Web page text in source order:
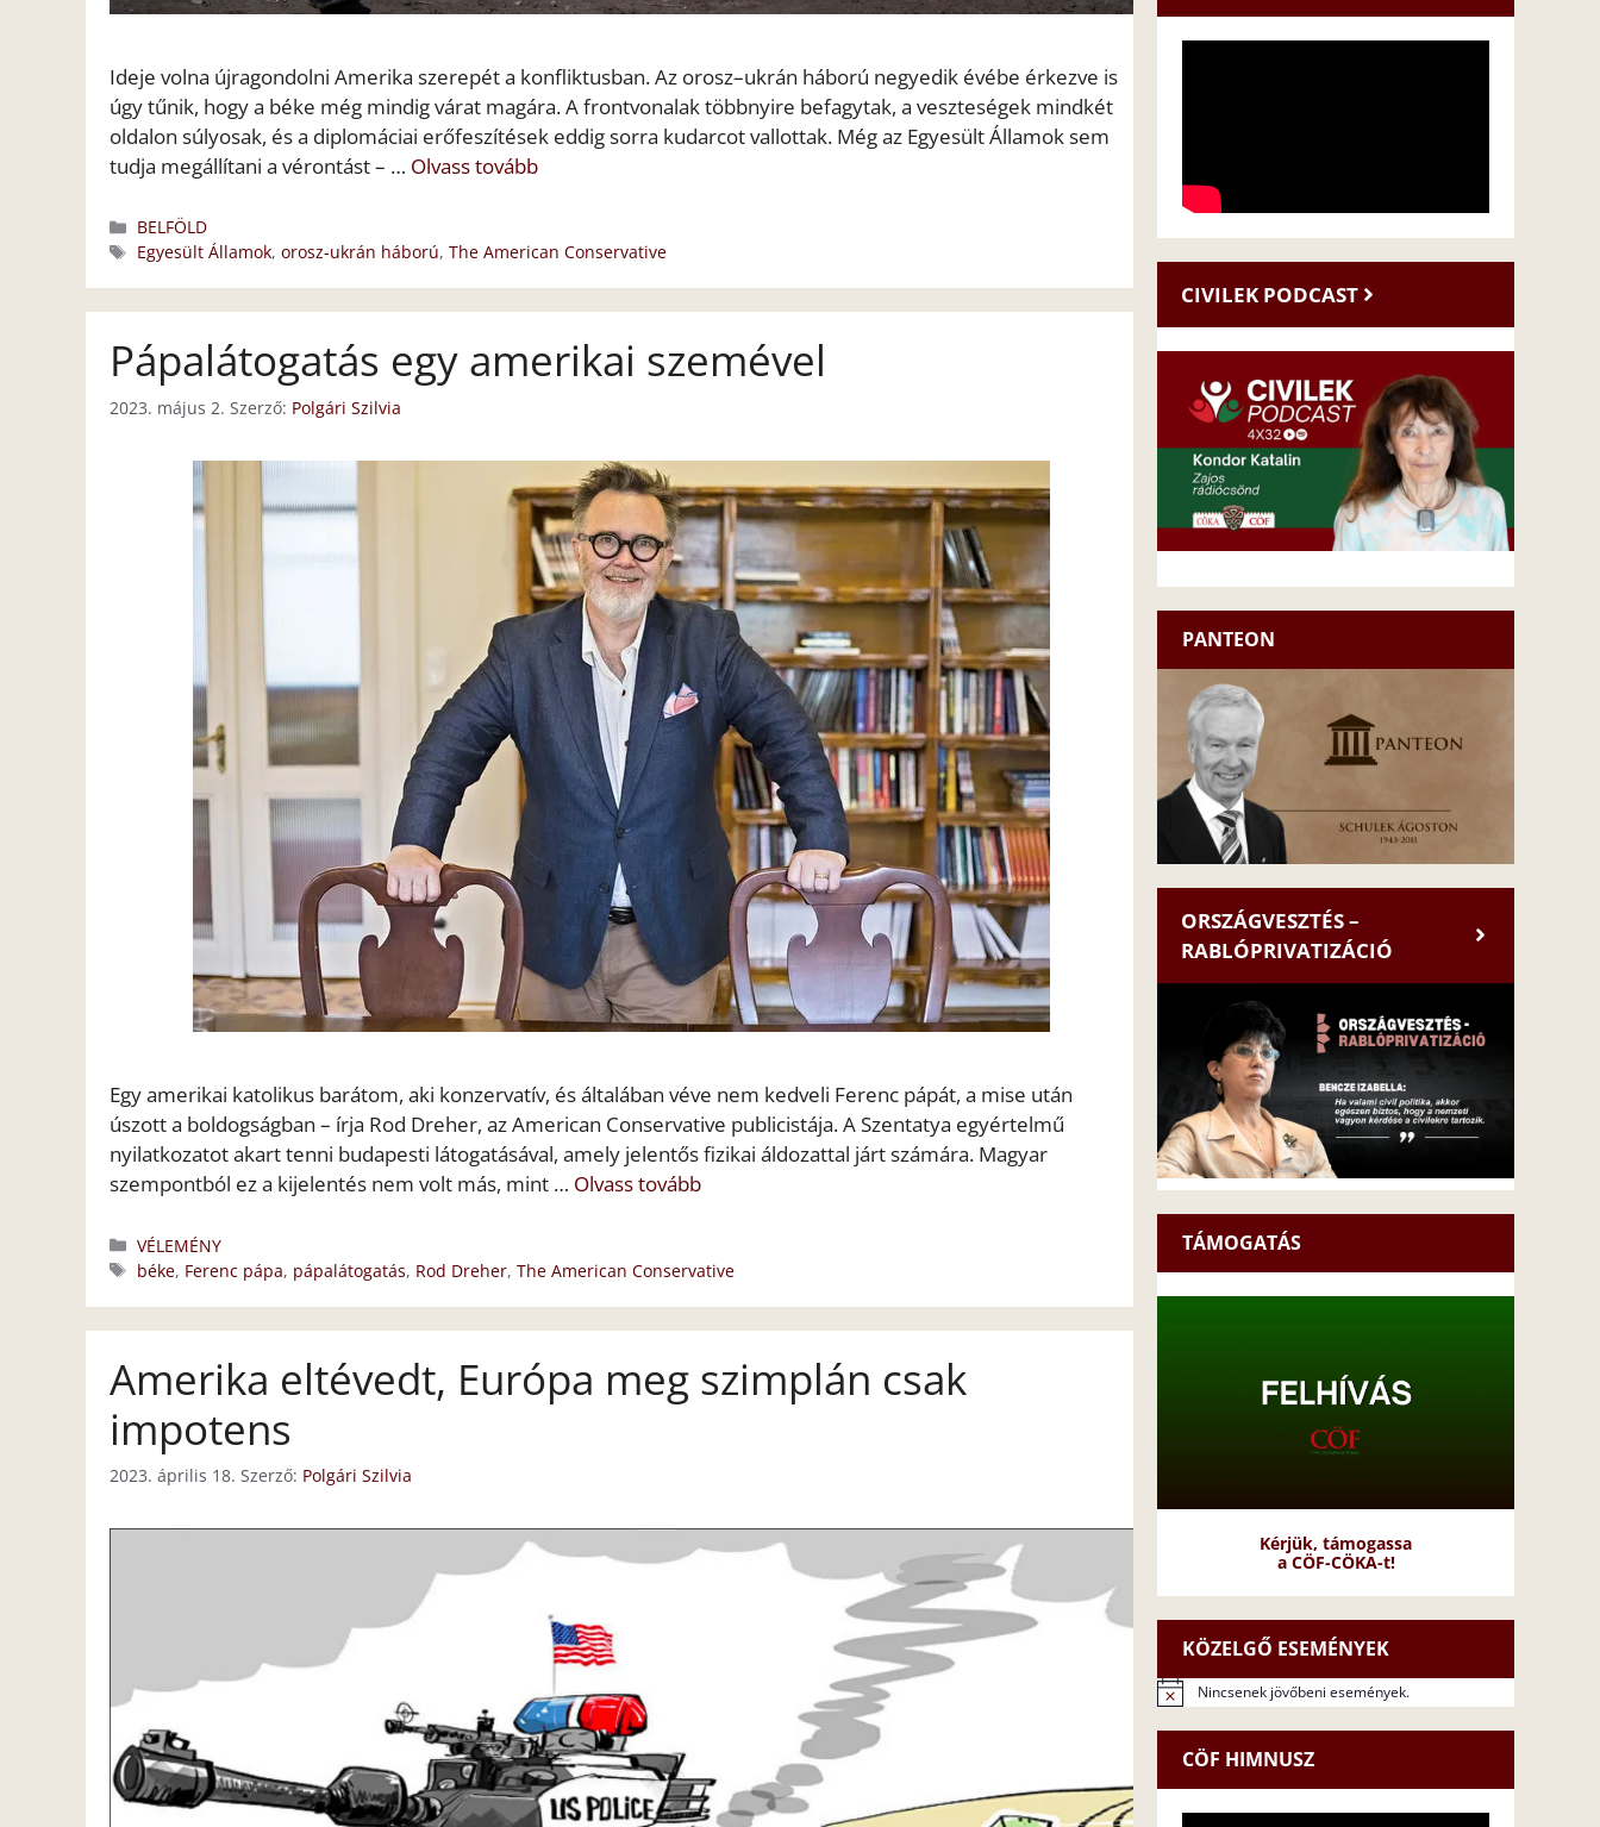
Ideje volna újragondolni Amerika szerepét a konfliktusban. Az orosz–ukrán háború negyedik évébe érkezve is
úgy tűnik, hogy a béke még mindig várat magára. A frontvonalak többnyire befagytak, a veszteségek mindkét
oldalon súlyosak, és a diplomáciai erőfeszítések eddig sorra kudarcot vallottak. Még az Egyesült Államok sem
tudja megállítani a vérontást – … Olvass tovább
Kategória
BELFÖLD
Címkék
Egyesült Államok,orosz-ukrán háború,The American Conservative
Pápalátogatás egy amerikai szemével
2023. május 2. Szerző: Polgári Szilvia
Egy amerikai katolikus barátom, aki konzervatív, és általában véve nem kedveli Ferenc pápát, a mise után
úszott a boldogságban – írja Rod Dreher, az American Conservative publicistája. A Szentatya egyértelmű
nyilatkozatot akart tenni budapesti látogatásával, amely jelentős fizikai áldozattal járt számára. Magyar
szempontból ez a kijelentés nem volt más, mint … Olvass tovább
Kategória
VÉLEMÉNY
Címkék
béke, Ferenc pápa, pápalátogatás, Rod Dreher,The American Conservative
Amerika eltévedt, Európa meg szimplán csak
impotens
2023. április 18. Szerző: Polgári Szilvia
CIVILEK PODCAST
PANTEON
ORSZÁGVESZTÉS –
RABLÓPRIVATIZÁCIÓ
TÁMOGATÁS
Kérjük, támogassa
a CÖF-CÖKA-t!
KÖZELGŐ ESEMÉNYEK
N
t
e
Nincsenek jövőbeni események.
CÖF HIMNUSZ